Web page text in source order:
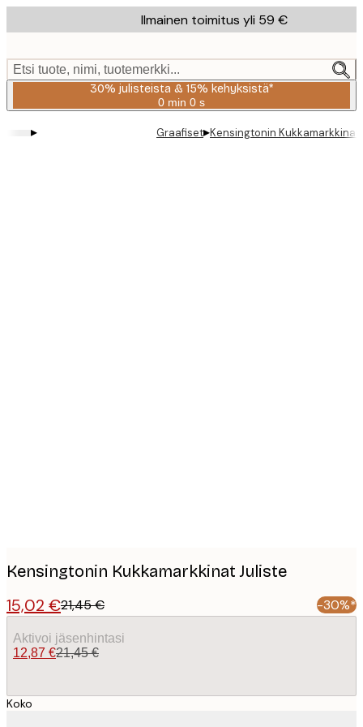
to
content.
Ilmainen toimitus yli 59 €
Etsi tuote, nimi, tuotemerkki...
30% julisteista & 15% kehyksistä*
0 min 0 s
Voimassa
2026-
▸ Graafiset▸Kensingtonin Kukkamarkkinat
Kensingtonin Kukkamarkkinat Juliste
15,02 €21,45 € -30%*
Aktivoi jäsenhintasi
12,87 €21,45 €
Koko